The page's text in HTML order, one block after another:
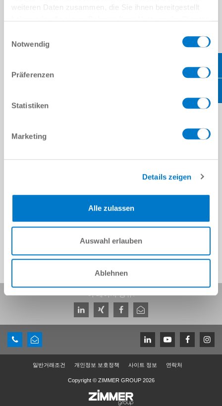
weiteren Daten zusammen, die Sie ihnen bereitgestellt
Notwendig
Präferenzen
Statistiken
Marketing
Details zeigen
Alle zulassen
Auswahl erlauben
Ablehnen
다운로드
CAD 데이터 다운로드
다운로드
이 페이지 공유:
일반거래조건 개인정보 보호정책 사이트 정보 연락처
Copyright © ZIMMER GROUP 2026